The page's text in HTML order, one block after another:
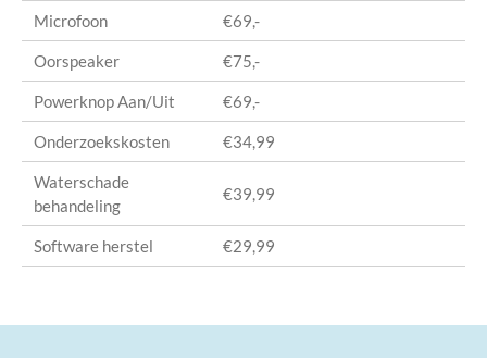
Microfoon €69,-
Oorspeaker €75,-
Powerknop Aan/Uit €69,-
Onderzoekskosten €34,99
Waterschade
behandeling
€39,99
Software herstel €29,99